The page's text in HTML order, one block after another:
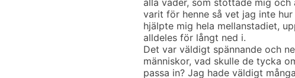
alla väder, som stöttade mig
varit för henne så vet jag inte
hjälpte mig hela mellanstadiet,
alldeles för långt ned i.
Det var väldigt spännande och
människor, vad skulle de tycka
passa in? Jag hade väldigt